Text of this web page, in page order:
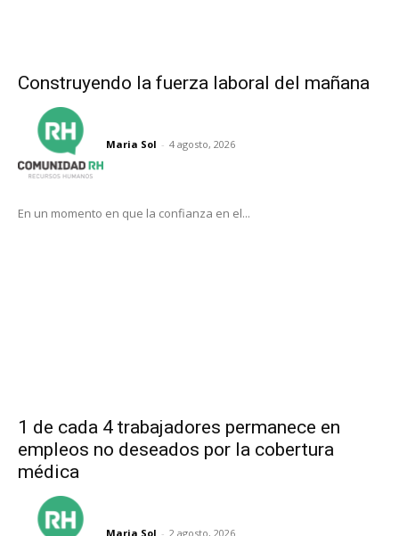
Construyendo la fuerza laboral del mañana
Maria Sol - 4 agosto, 2026
En un momento en que la confianza en el...
1 de cada 4 trabajadores permanece en
empleos no deseados por la cobertura
médica
Maria Sol - 2 agosto, 2026